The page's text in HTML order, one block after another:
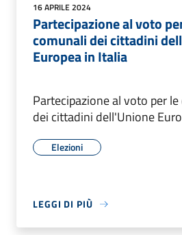
16 APRILE 2024
Partecipazione al voto
comunali dei cittadini
Europea in Italia
Partecipazione al voto per
dei cittadini dell'Unione
Elezioni
LEGGI DI PIÙ